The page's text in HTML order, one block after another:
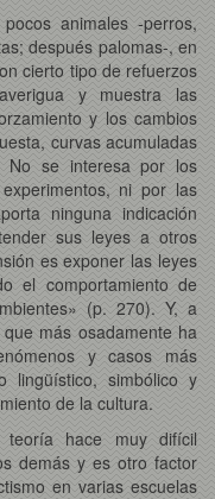
animales -perros,
después palomas-, en
cierto tipo de refuerzos
y muestra las
y los cambios
curvas acumuladas
se interesa por los
ni por las
ninguna indicación
sus leyes a otros
es exponer las leyes
el comportamiento de
(p. 270). Y, a
más osadamente ha
y casos más
lingüístico, simbólico y
de la cultura.
hace muy difícil
demás y es otro factor
en varias escuelas